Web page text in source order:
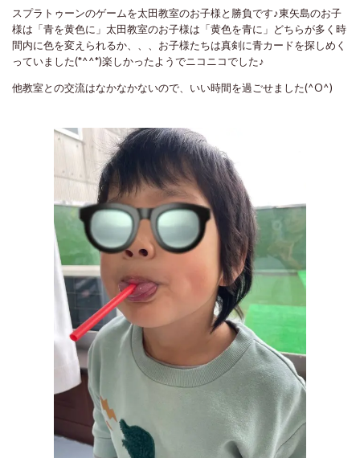
スプラトゥーンのゲームを太田教室のお子様と勝負です♪東矢島のお子
様は「青を黄色に」太田教室のお子様は「黄色を青に」どちらが多く時
間内に色を変えられるか、、、お子様たちは真剣に青カードを探しめく
っていました(*^^*)楽しかったようでニコニコでした♪
他教室との交流はなかなかないので、いい時間を過ごせました(^O^)